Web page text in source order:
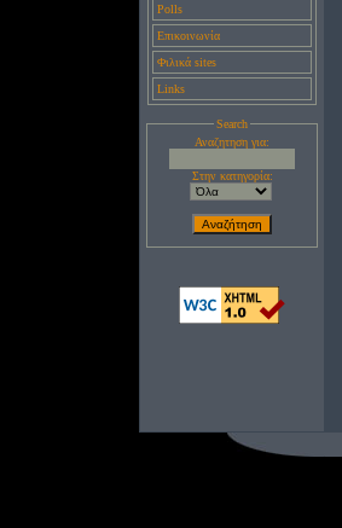
Polls
Επικοινωνία
Φιλικά sites
Links
Search
Αναζητηση για:
Στην κατηγορία: